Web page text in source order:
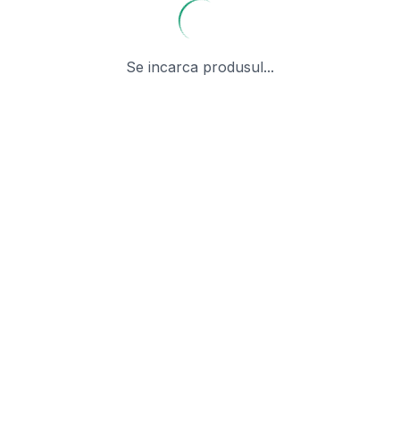
Se incarca produsul...